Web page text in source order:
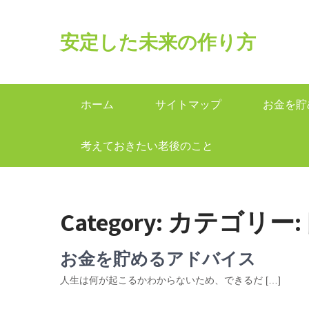
安定した未来の作り方
ホーム サイトマップ お金を
考えておきたい老後のこと
Category: カテゴリー:
お金を貯めるアドバイス
人生は何が起こるかわからないため、できるだ […]